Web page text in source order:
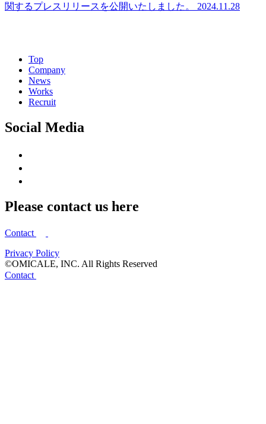
関するプレスリリースを公開いたしました。
2024.11.28
Top
Company
News
Works
Recruit
Social Media
Please contact us here
Contact
Privacy Policy
©OMICALE, INC. All Rights Reserved
Contact